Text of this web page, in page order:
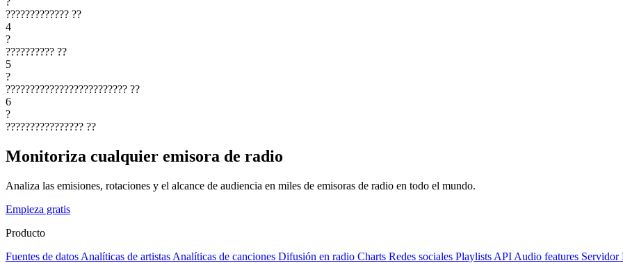
????????????? ??
4
?
?????????? ??
5
?
????????????????????????? ??
6
?
???????????????? ??
Monitoriza cualquier emisora de radio
Analiza las emisiones, rotaciones y el alcance de audiencia en miles de emisoras de radio en todo el mundo.
Empieza gratis
Producto
Fuentes de datos Analíticas de artistas Analíticas de canciones Difusión en radio Charts Redes sociales Playlists API Audio features Servidor